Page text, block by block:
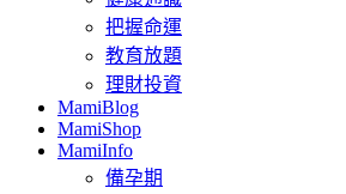
把握命運
教育放題
理財投資
MamiBlog
MamiShop
MamiInfo
備孕期